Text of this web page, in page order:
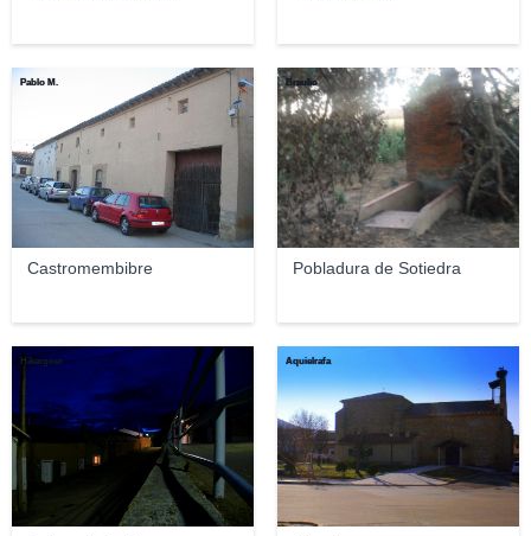
Castromembibre
Pablo M.
Pobladura de Sotiedra
Braulio
Hikergoer Aquielrafa